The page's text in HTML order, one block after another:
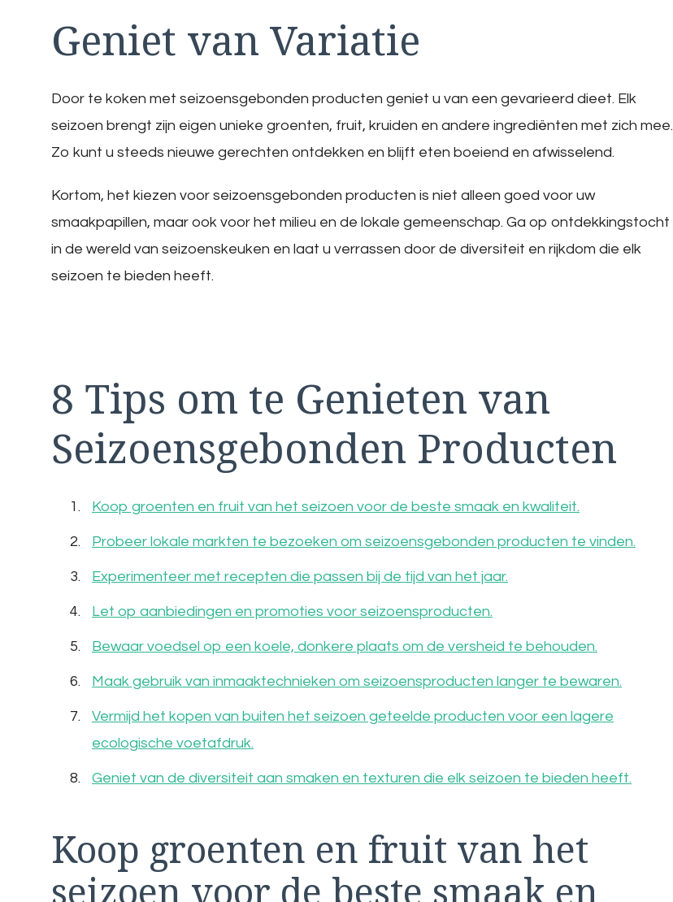
Geniet van Variatie
Door te koken met seizoensgebonden producten geniet u van een gevarieerd dieet. Elk
seizoen brengt zijn eigen unieke groenten, fruit, kruiden en andere ingrediënten met zich mee.
Zo kunt u steeds nieuwe gerechten ontdekken en blijft eten boeiend en afwisselend.
Kortom, het kiezen voor seizoensgebonden producten is niet alleen goed voor uw
smaakpapillen, maar ook voor het milieu en de lokale gemeenschap. Ga op ontdekkingstocht
in de wereld van seizoenskeuken en laat u verrassen door de diversiteit en rijkdom die elk
seizoen te bieden heeft.
8 Tips om te Genieten van
Seizoensgebonden Producten
Koop groenten en fruit van het seizoen voor de beste smaak en kwaliteit.
Probeer lokale markten te bezoeken om seizoensgebonden producten te vinden.
Experimenteer met recepten die passen bij de tijd van het jaar.
Let op aanbiedingen en promoties voor seizoensproducten.
Bewaar voedsel op een koele, donkere plaats om de versheid te behouden.
Maak gebruik van inmaaktechnieken om seizoensproducten langer te bewaren.
Vermijd het kopen van buiten het seizoen geteelde producten voor een lagere
ecologische voetafdruk.
Geniet van de diversiteit aan smaken en texturen die elk seizoen te bieden heeft.
Koop groenten en fruit van het
seizoen voor de beste smaak en